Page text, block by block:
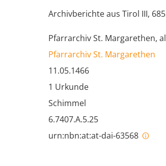
Archivberichte aus Tirol III,
Pfarrarchiv St. Margarethen,
Pfarrarchiv St. Margarethen
11.05.1466
1 Urkunde
Schimmel
6.7407.A.5.25
urn:nbn:at:at-dai-63568